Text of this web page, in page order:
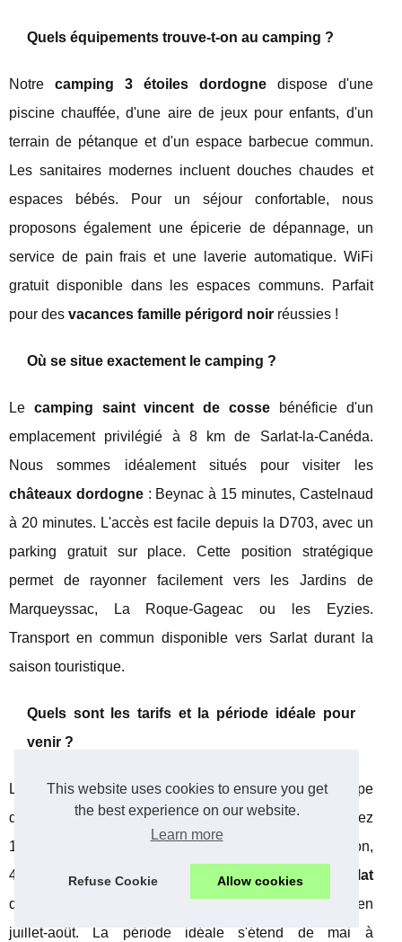
This website uses cookies to ensure you get
the best experience on our website.
Learn more
Refuse Cookie Allow cookies
Quels équipements trouve-t-on au camping ?
Notre camping 3 étoiles dordognedispose d'une
piscine chauffée, d'une aire de jeux pour enfants, d'un
terrain de pétanque et d'un espace barbecue commun.
Les sanitaires modernes incluent douches chaudes et
espaces bébés. Pour un séjour confortable, nous
proposons également une épicerie de dépannage, un
service de pain frais et une laverie automatique. WiFi
gratuit disponible dans les espaces communs. Parfait
pour des vacances famille périgord noir réussies !
Où se situe exactement le camping ?
Le camping saint vincent de cosse bénéficie d'un
emplacement privilégié à 8 km de Sarlat-la-Canéda.
Nous sommes idéalement situés pour visiter les
châteaux dordogne: Beynac à 15 minutes, Castelnaud
à 20 minutes. L'accès est facile depuis la D703, avec un
parking gratuit sur place. Cette position stratégique
permet de rayonner facilement vers les Jardins de
Marqueyssac, La Roque-Gageac ou les Eyzies.
Transport en commun disponible vers Sarlat durant la
saison touristique.
Quels sont les tarifs et la période idéale pour
venir ?
Les tarifs varient selon la saison et le type
d'
hébergement plein air périgordchoisi. Comptez
18€/nuit pour un emplacement camping en basse saison,
45€ en haute saison. Les
location mobil home sarlat
débutent à 280€/semaine au printemps, jusqu'à 680€ en
juillet-août. La période idéale s'étend de mai à